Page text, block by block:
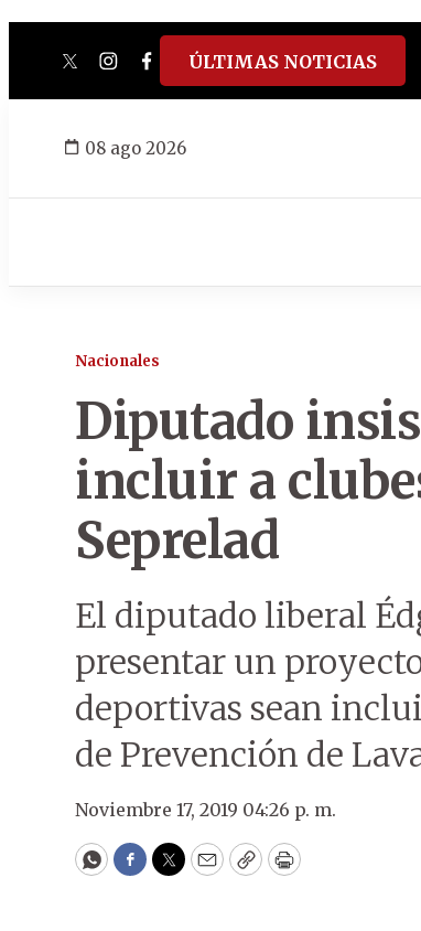
twitterinstagram
facebook
tiktokyoutube
spotify
ÚLTIMAS NOTICIAS
08 ago 2026
Nacionales
Diputado
incluir a
Seprelad
El diputado liberal
presentar un
deportivas sean
de Prevención de
Noviembre 17, 2019 04:26 p. m.
WhatsApp
Facebook
Twitter
EmailCopyPrint